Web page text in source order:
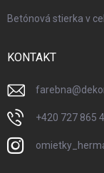
Betónová stierka v
KONTAKT
farebna@
+420 727 865